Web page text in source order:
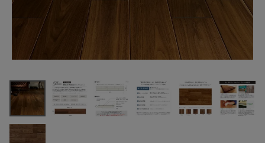
朝日ウッドテック
レミアム
STANDARD 2P
タイプ 6枚/ケー
ス ブラックウォル
(税込)
FAX注文はこちらから